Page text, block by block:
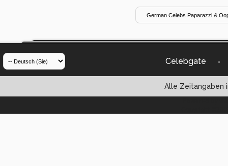
Celebgate -
Alle Zeitangaben